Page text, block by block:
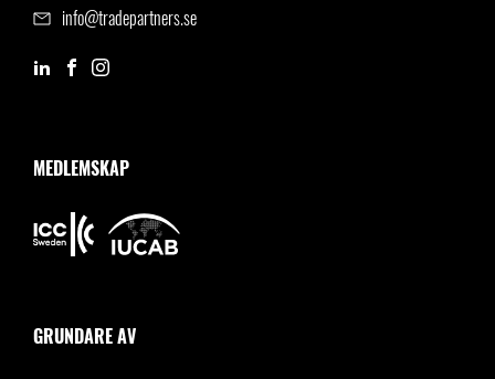
info@tradepartners.se
MEDLEMSKAP
GRUNDARE AV